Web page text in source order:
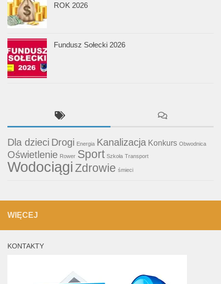
ROK 2026
Fundusz Sołecki 2026
Dla dzieci Drogi Energia Kanalizacja Konkurs Obwodnica
Oświetlenie Rower Sport Szkoła Transport
WodociągiZdrowie śmieci
WIĘCEJ
KONTAKTY